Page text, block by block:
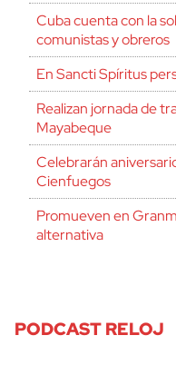
Cuba cuenta con la
comunistas y obreros
En Sancti Spíritus
Realizan jornada de
Mayabeque
Celebrarán
Cienfuegos
Promueven en
alternativa
PODCAST RELOJ